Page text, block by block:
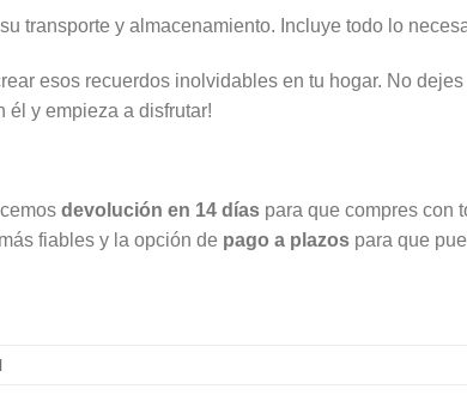
transporte y almacenamiento. Incluye todo lo
esos recuerdos inolvidables en tu hogar. No
él y empieza a disfrutar!
devolución en 14 días para que compres con
fiables y la opción de pago a plazos para que